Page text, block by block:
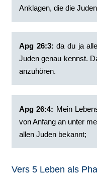
Anklagen, die die
Apg 26:3: ‭da du ja
Juden genau kennst.
anzuhören.
Apg 26:4: ‭Mein
von Anfang an unter
allen Juden bekannt;
Vers 5 Leben als